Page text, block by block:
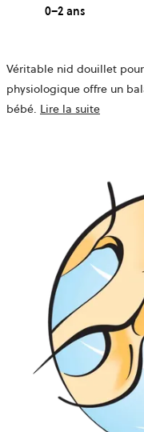
0–2 ans
Véritable nid douillet
physiologique offre un
bébé. Lire la suite